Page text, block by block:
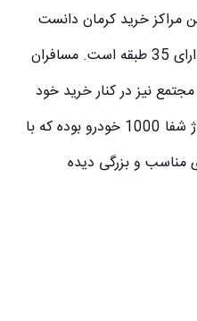
مراکز خرید کرمان دانست
زیرا به طور کل دو طبقه بوده و دارای 35 طبقه است. مسافران
نیز در کنار خرید خود
بهره ببرند. ظرفیت پارکینگ پاساژ شفا 1000 خودرو بوده که با
و بزرگی دیده